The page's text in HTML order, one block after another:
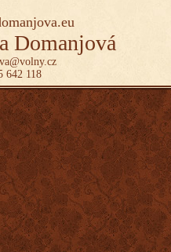
Domanjová
642 118